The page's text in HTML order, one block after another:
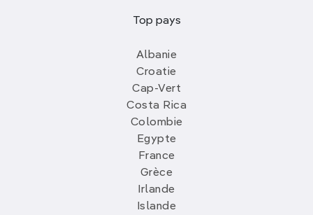
Top pays
Albanie
Croatie
Cap-Vert
Costa Rica
Colombie
Egypte
France
Grèce
Irlande
Islande